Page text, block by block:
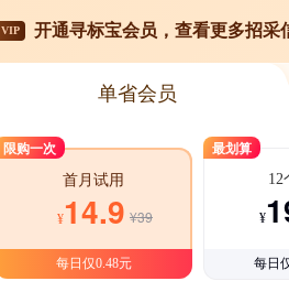
VIP 开通寻标宝会员，查看更多招采
单省会员
限购一次
首月试用
¥14.9 ¥39
每日仅0.48元
最划算
12
¥
每日